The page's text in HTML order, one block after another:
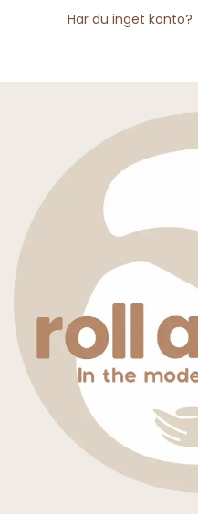
Har du inget konto?